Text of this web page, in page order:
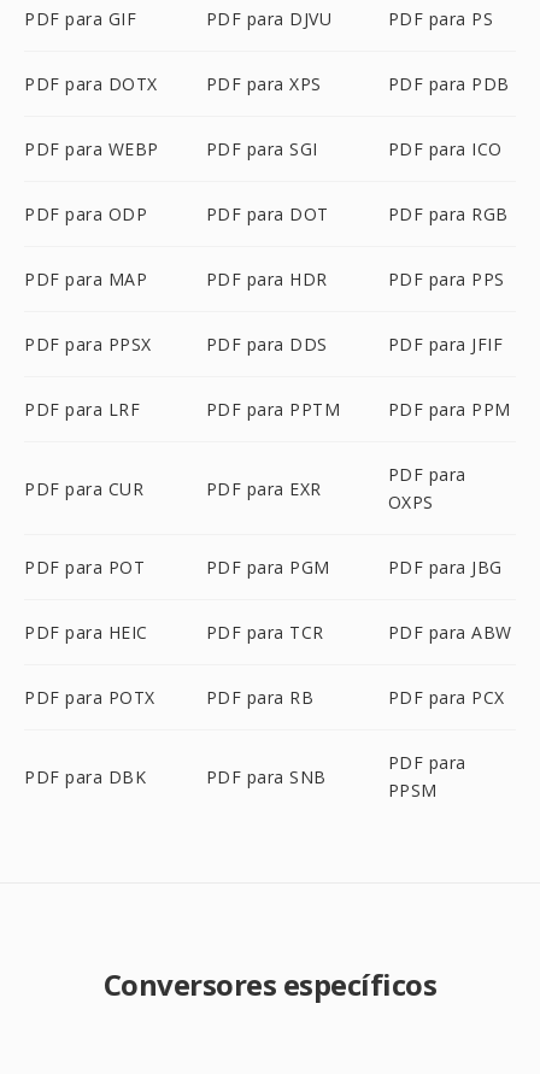
PDF para GIF PDF para DJVU PDF para PS
PDF para DOTX PDF para XPS PDF para PDB
PDF para WEBP PDF para SGI PDF para ICO
PDF para ODP PDF para DOT PDF para RGB
PDF para MAP PDF para HDR PDF para PPS
PDF para PPSX PDF para DDS PDF para JFIF
PDF para LRF PDF para PPTM PDF para PPM
PDF para CUR PDF para EXR
PDF para
OXPS
PDF para POT PDF para PGM PDF para JBG
PDF para HEIC PDF para TCR PDF para ABW
PDF para POTX PDF para RB PDF para PCX
PDF para DBK PDF para SNB
PDF para
PPSM
Conversores específicos